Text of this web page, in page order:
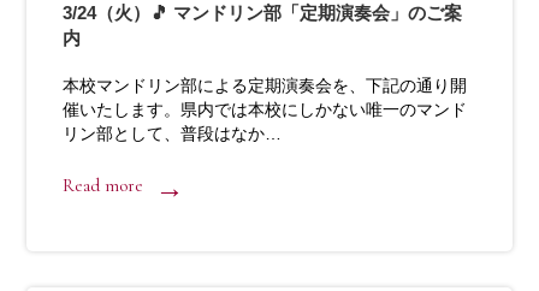
3/24（火）🎵 マンドリン部「定期演奏会」のご案
内
本校マンドリン部による定期演奏会を、下記の通り開
催いたします。県内では本校にしかない唯一のマンド
リン部として、普段はなか…
Read more